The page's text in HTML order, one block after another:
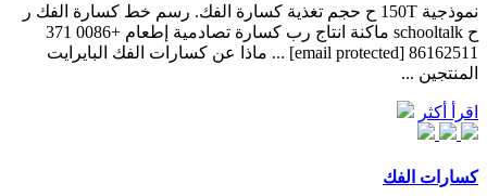
نموذجية 150T ح حجم تغذية كسارة الفك. رسم خط كسارة الفك ر
ح schooltalk ماكنة انتاج رب كسارة تصادمية إطعام +0086 371
86162511 [email protected] ... ماذا عن كسارات الفك البايرايت
المنتجين ...
اقرأ أكثر
كسارات الفك